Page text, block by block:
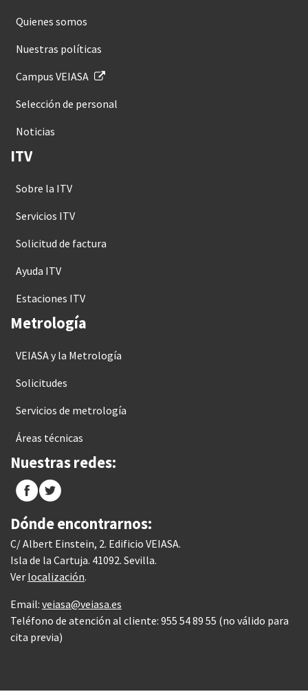
Quienes somos
Nuestras políticas
Campus VEIASA
Selección de personal
Noticias
ITV
Sobre la ITV
Servicios ITV
Solicitud de factura
Ayuda ITV
Estaciones ITV
Metrología
VEIASA y la Metrología
Solicitudes
Servicios de metrología
Áreas técnicas
Nuestras redes:
Dónde encontrarnos:
C/ Albert Einstein, 2. Edificio VEIASA.
Isla de la Cartuja. 41092. Sevilla.
Ver localización.
Email: veiasa@veiasa.es
Teléfono de atención al cliente: 955 54 89 55 (no válido para
cita previa)